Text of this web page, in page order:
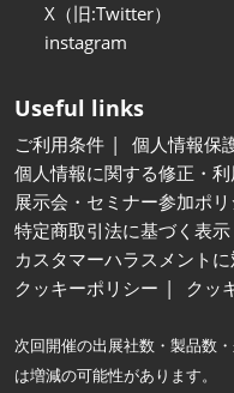
X（旧:Twitter）
instagram
Useful links
ご利用条件
個人情報保
個人情報に関する修正・
展示会・セミナー参加ポ
特定商取引法に基づく表示
カスタマーハラスメント
クッキーポリシー
クッ
次回開催の出展社数・製品数
は増減の可能性があります。